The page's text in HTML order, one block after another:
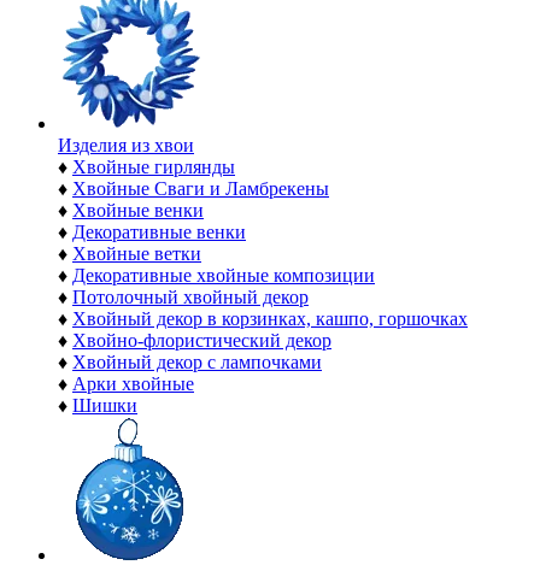
Изделия из хвои
♦ Хвойные гирлянды
♦ Хвойные Сваги и Ламбрекены
♦ Хвойные венки
♦ Декоративные венки
♦ Хвойные ветки
♦ Декоративные хвойные композиции
♦ Потолочный хвойный декор
♦ Хвойный декор в корзинках, кашпо, горшочках
♦ Хвойно-флористический декор
♦ Хвойный декор с лампочками
♦ Арки хвойные
♦ Шишки